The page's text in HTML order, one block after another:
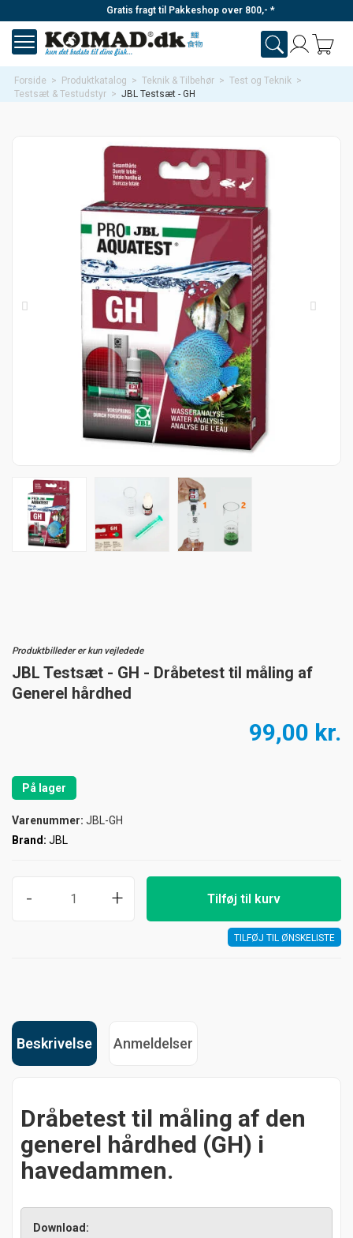
Gratis fragt til Pakkeshop over 800,- *
Forside > Produktkatalog > Teknik & Tilbehør > Test og Teknik >
Testsæt & Testudstyr > JBL Testsæt - GH
Produktbilleder er kun vejledede
JBL Testsæt - GH - Dråbetest til måling af
Generel hårdhed
99,00 kr.
På lager
Varenummer: JBL-GH
Brand: JBL
- + Tilføj til kurv
TILFØJ TIL ØNSKELISTE
Beskrivelse Anmeldelser
Dråbetest til måling af den
generel hårdhed (GH) i
havedammen.
Download: